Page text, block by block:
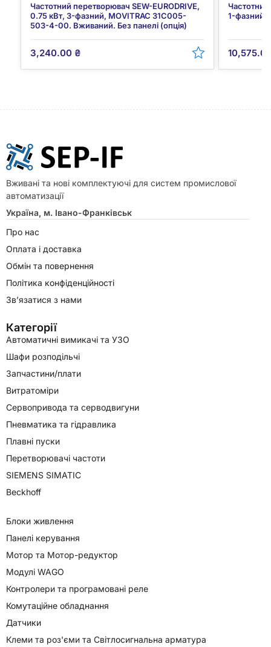
Частотний перетворювач SEW-EURODRIVE,
0.75 кВт, 3-фазний, MOVITRAC 31C005-
503-4-00. Вживаний. Без панелі (опція)
3,240.00 ₴
1-фазний,
Вживані та нові комплектуючі для систем промислової
автоматизації
Україна, м. Івано-Франківськ
Про нас
Оплата і доставка
Обмін та повернення
Політика конфіденційності
Зв’язатися з нами
Категорії
Автоматичні вимикачі та УЗО
Шафи розподільчі
Запчастини/плати
Витратоміри
Сервопривода та серводвигуни
Пневматика та гідравлика
Плавні пуски
Перетворювачі частоти
SIEMENS SIMATIC
Beckhoff
Блоки живлення
Панелі керування
Мотор та Мотор-редуктор
Модулі WAGO
Контролери та програмовані реле
Комутаційне обладнання
Датчики
Клеми та роз'єми та Світлосигнальна арматура